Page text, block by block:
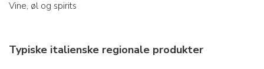
Vine, øl og spirits
Typiske italienske regionale produkter